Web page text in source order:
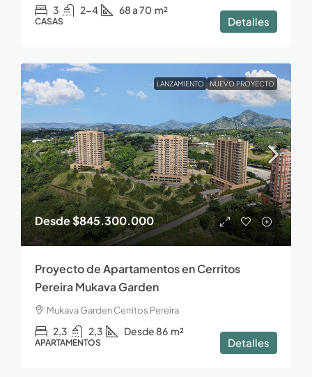
3 2-4 68 a 70 m²
CASAS Detalles
LANZAMIENTO NUEVO PROYECTO
Desde$845.300.000
Proyecto de Apartamentos en Cerritos
Pereira Mukava Garden
Mukava Garden Cerritos Pereira
2,3 2,3 Desde 86 m²
APARTAMENTOS Detalles